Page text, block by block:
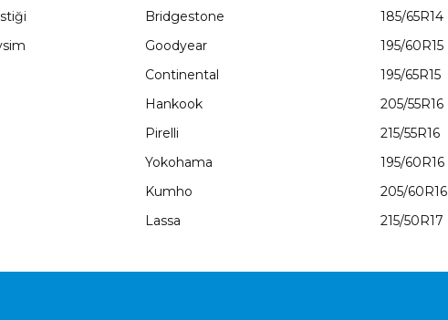
Bridgestone
Goodyear
Continental
Hankook
Pirelli
Yokohama
Kumho
Lassa
185/65R14
195/60R15
195/65R15
205/55R16
215/55R16
195/60R16
205/60R16
215/50R17